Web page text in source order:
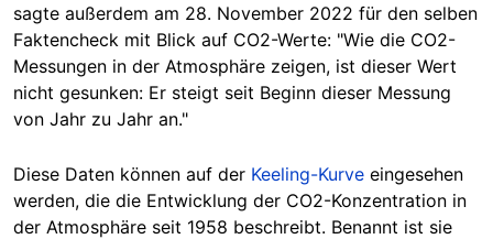
sagte außerdem am 28. November 2022 für den selben
Faktencheck mit Blick auf CO2-Werte: "Wie die CO2-
Messungen in der Atmosphäre zeigen, ist dieser Wert
nicht gesunken: Er steigt seit Beginn dieser Messung
von Jahr zu Jahr an."
Diese Daten können auf der Keeling-Kurve eingesehen
werden, die die Entwicklung der CO2-Konzentration in
der Atmosphäre seit 1958 beschreibt. Benannt ist sie